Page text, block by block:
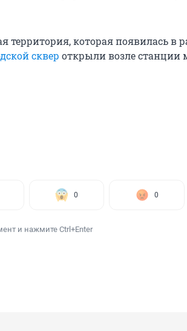
территория, которая появилась в
сквер открыли возле станции
0 0
и нажмите Ctrl+Enter